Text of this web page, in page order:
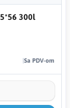
300l
Sa PDV-om